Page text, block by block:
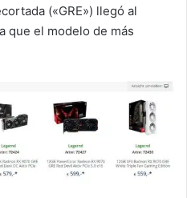
(«GRE») llegó al
que el modelo de más